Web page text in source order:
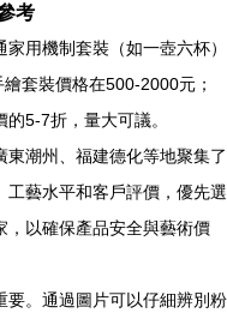
考
用機制套裝（如一壺六杯）
套裝價格在500-2000元；
5-7折，量大可議。
東潮州、福建德化等地聚集了
工藝水平和客戶評價，優先選
，以確保產品安全與藝術價
要。通過圖片可以仔細辨別粉